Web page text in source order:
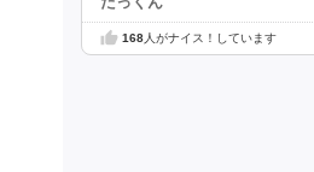
168人がナイス！しています